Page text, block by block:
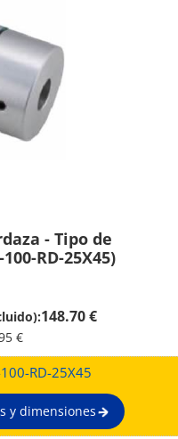
- Tipo de
RD-25X45)
148.70 €
€
100-RD-25X45
y dimensiones